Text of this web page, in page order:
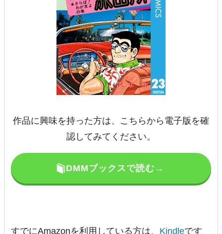
作品に興味を持った方は、こちらから電子版を確
認してみてください。
DMMブックスで読む→
すでにAmazonを利用している方は、 Kindleです